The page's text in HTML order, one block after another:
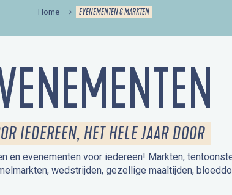
Home EVENEMENTEN & MARKTEN
IEDEREEN, HET HELE JAAR DOOR
en evenementen voor iedereen! Markten,
wedstrijden, gezellige maaltijden,